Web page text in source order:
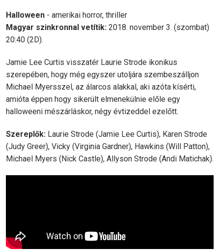
Halloween - amerikai horror, thriller
Magyar szinkronnal vetítik: 2018. november 3. (szombat)
20:40 (2D).
Jamie Lee Curtis visszatér Laurie Strode ikonikus
szerepében, hogy még egyszer utoljára szembeszálljon
Michael Myersszel, az álarcos alakkal, aki azóta kísérti,
amióta éppen hogy sikerült elmenekülnie előle egy
halloweeni mészárláskor, négy évtizeddel ezelőtt.
Szereplők: Laurie Strode (Jamie Lee Curtis), Karen Strode
(Judy Greer), Vicky (Virginia Gardner), Hawkins (Will Patton),
Michael Myers (Nick Castle), Allyson Strode (Andi Matichak).